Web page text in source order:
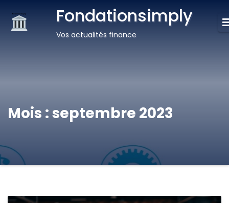
Fondationsimply
Vos actualités finance
Mois :septembre 2023